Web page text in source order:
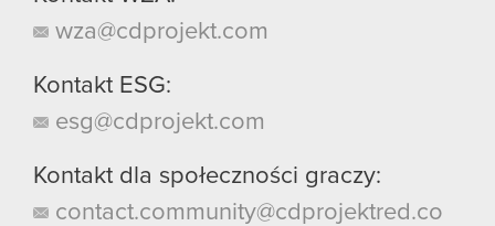
wza@cdprojekt.com
Kontakt ESG:
esg@cdprojekt.com
Kontakt dla społeczności graczy:
contact.community@cdprojektred.co